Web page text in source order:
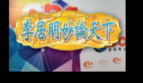
2014-09-25 第14集
2014-09-24 第13集
2014-09-23 第12集